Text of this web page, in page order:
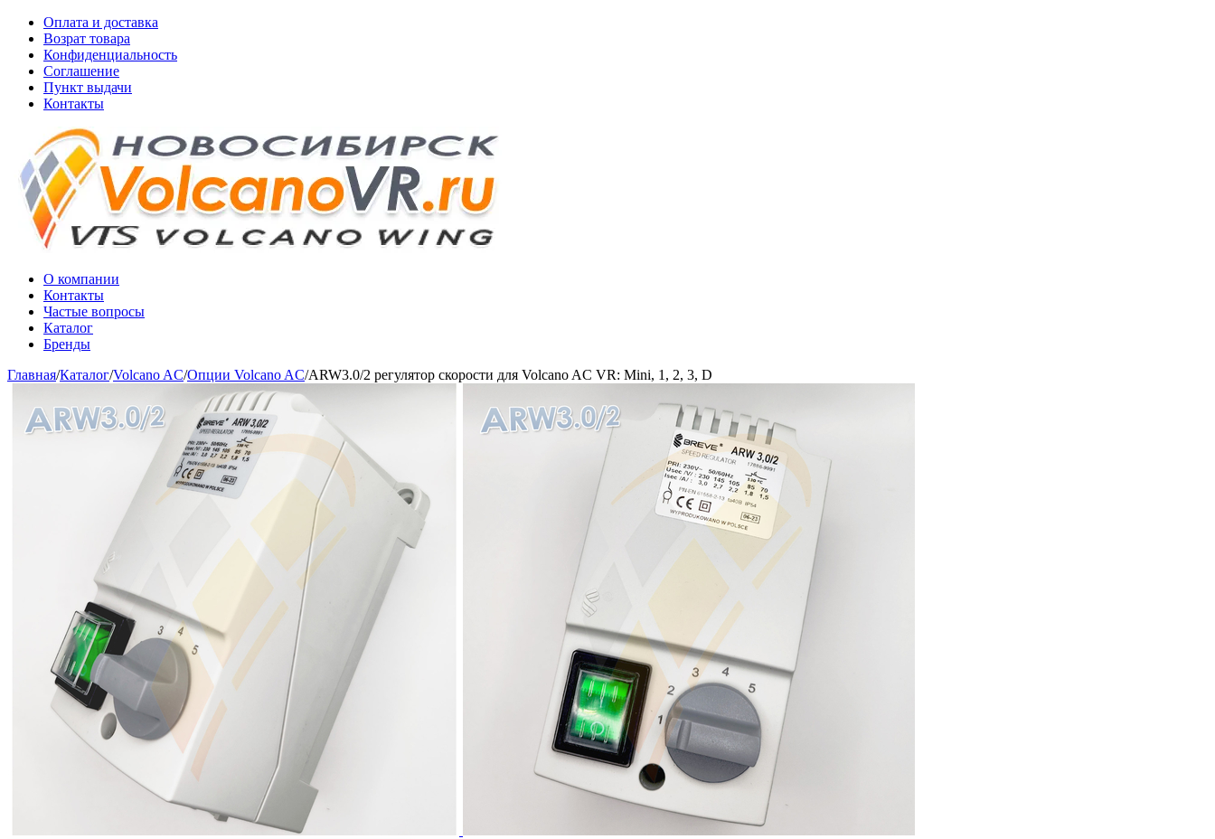
Оплата и доставка
Возрат товара
Конфиденциальность
Соглашение
Пункт выдачи
Контакты
О компании
Контакты
Частые вопросы
Каталог
Бренды
Главная/Каталог/Volcano AC/Опции Volcano AC/ARW3.0/2 регулятор скорости для Volcano AC VR: Mini, 1, 2, 3, D